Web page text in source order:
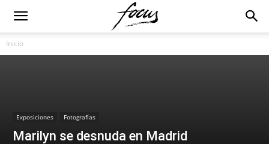
Inicio
Exposiciones Fotografías
Marilyn se desnuda en Madrid